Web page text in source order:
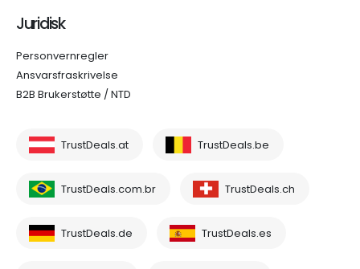
Juridisk
Personvernregler
Ansvarsfraskrivelse
B2B Brukerstøtte / NTD
TrustDeals.at TrustDeals.be
TrustDeals.com.br TrustDeals.ch
TrustDeals.de TrustDeals.es